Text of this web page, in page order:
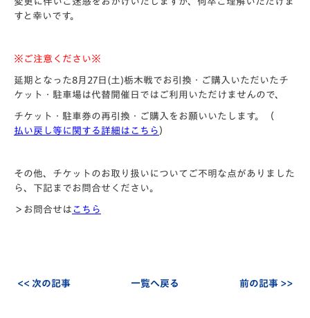
すと幸いです。
※ご注意ください※
延期となった8月27日(土)栃木戦でお引換・ご購入いただいたチ
ケット・駐車場は代替開催日ではご利用いただけませんので、
チケット・駐車券の再引換・ご購入をお願いいたします。（
払い戻し等に関する詳細はこちら ）
その他、チケットのお取り扱いについてご不明な点がありました
ら、下記までお問合せください。
＞お問合せは こちら
<< 次の記事 一覧へ戻る 前の記事 >>